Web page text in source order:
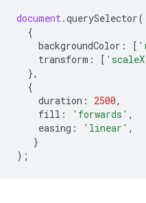
document.querySelector(
{
backgroundColor : [
transform : [
},
{
duration : 2500,
fill : 'forwards' ,
easing : 'linear' ,
}
);